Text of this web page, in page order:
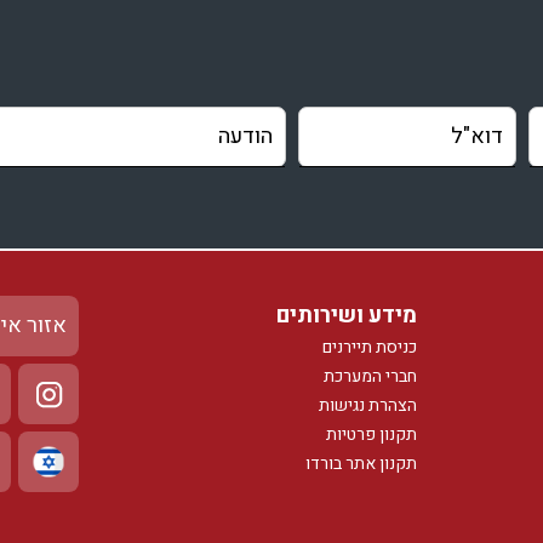
מידע ושירותים
כניסת תיירנים
חברי המערכת
הצהרת נגישות
תקנון פרטיות
תקנון אתר בורדו
אזור